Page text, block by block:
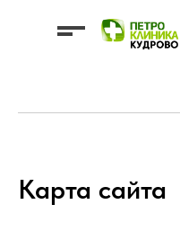
Карта сайта